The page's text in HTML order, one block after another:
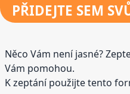
PŘIDEJTE SEM
Něco Vám není jasné?
Vám pomohou.
K zeptání použijte tento